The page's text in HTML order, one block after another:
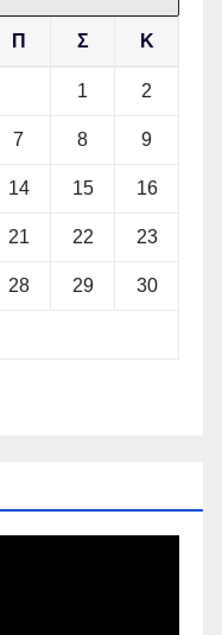
Π Σ Κ
1 2
7 8 9
14 15 16
21 22 23
28 29 30